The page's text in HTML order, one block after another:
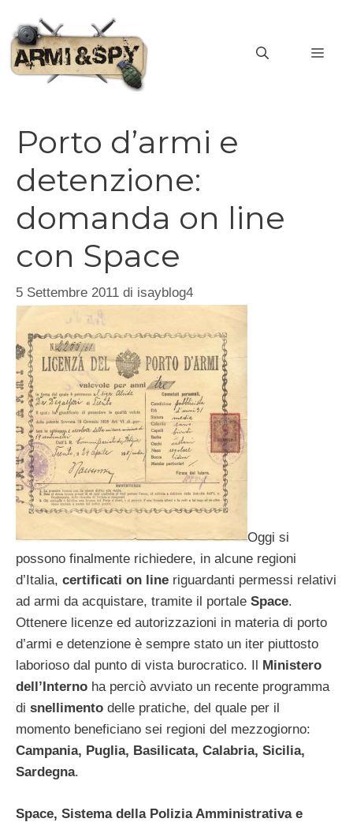
contenuto
Porto d’armi e
detenzione:
domanda on line
con Space
5 Settembre 2011 di isayblog4
Oggi si
possono finalmente richiedere, in alcune regioni
d’Italia, certificati on line riguardanti permessi relativi
ad armi da acquistare, tramite il portale Space.
Ottenere licenze ed autorizzazioni in materia di porto
d’armi e detenzione è sempre stato un iter piuttosto
laborioso dal punto di vista burocratico. Il
Ministero
dell’Interno ha perciò avviato un recente programma
di snellimento delle pratiche, del quale per il
momento beneficiano sei regioni del mezzogiorno:
Campania, Puglia, Basilicata, Calabria, Sicilia,
Sardegna.
Space, Sistema della Polizia Amministrativa e